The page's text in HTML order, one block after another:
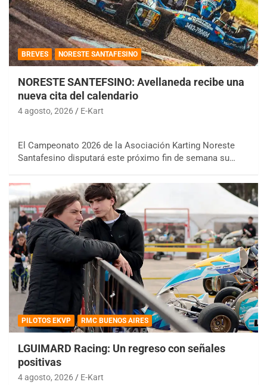
BREVES NORESTE SANTAFESINO
NORESTE SANTEFSINO: Avellaneda recibe una
nueva cita del calendario
4 agosto, 2026 E-Kart
El Campeonato 2026 de la Asociación Karting Noreste
Santafesino disputará este próximo fin de semana su…
PILOTOS EKVP RMC BUENOS AIRES
LGUIMARD Racing: Un regreso con señales
positivas
4 agosto, 2026 E-Kart